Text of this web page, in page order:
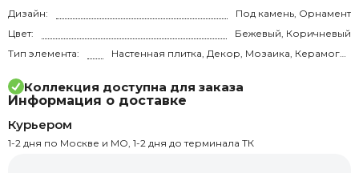
Дизайн:
Под камень, Орнамент
Цвет:
Бежевый, Коричневый
Тип элемента:
Настенная плитка, Декор, Мозаика, Керамогранит, Вставка, Бордюр, Плинтус
Коллекция доступна для заказа
Информация о доставке
Курьером
1-2 дня по Москве и МО, 1-2 дня до терминала ТК